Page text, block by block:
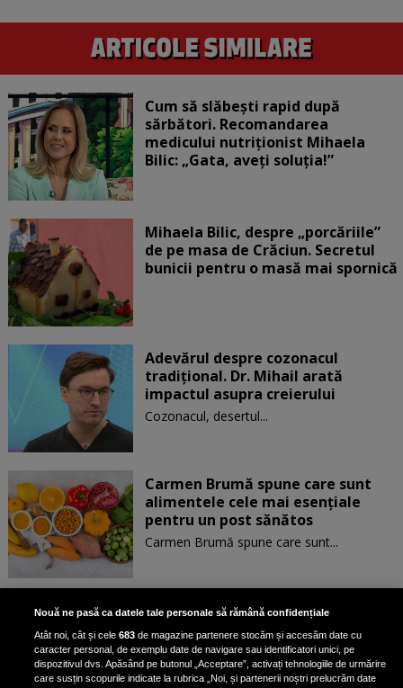
Cum să slăbești rapid după
sărbători. Recomandarea
medicului nutriționist Mihaela
Bilic: „Gata, aveți soluția!”
Mihaela Bilic, despre „porcăriile”
de pe masa de Crăciun. Secretul
bunicii pentru o masă mai spornică
Adevărul despre cozonacul
tradițional. Dr. Mihail arată
impactul asupra creierului
Cozonacul, desertul...
Carmen Brumă spune care sunt
alimentele cele mai esențiale
pentru un post sănătos
Carmen Brumă spune care sunt...
Ce facem dacă am exagerat cu
mâncarea. Dr. Mihaela Bilic a
oferit trei variante: „Alimentația
nu trebuie să fie perfectă în
fiecare zi”
Nouă ne pasă ca datele tale personale să rămână confidențiale
Atât noi, cât și cele683 de magazine partenere stocăm și accesăm date cu
caracter personal, de exemplu date de navigare sau identificatori unici, pe
dispozitivul dvs. Apăsând pe butonul „Acceptare”, activați tehnologiile de urmărire
care susțin scopurile indicate la rubrica „Noi, și partenerii noștri prelucrăm date